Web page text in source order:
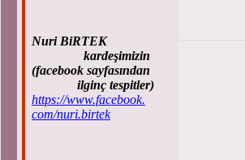
Nuri BiRTEK
kardeşimizin
(facebook sayfasından
ilginç tespitler)
https://www.facebook.
com/nuri.birtek